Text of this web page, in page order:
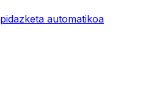
automatikoa